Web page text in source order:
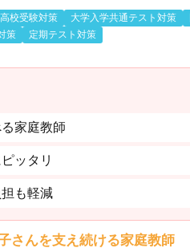
高校受験対策 大学入学共通テスト対策
策 定期テスト対策
家庭教師
ッタリ
も軽減
さんを支え続ける家庭教師